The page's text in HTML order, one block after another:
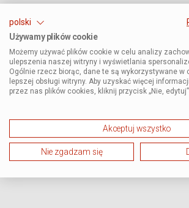
polski
Używamy plików cookie
Możemy używać plików cookie w celu analizy
ulepszenia naszej witryny i wyświetlania
Ogólnie rzecz biorąc, dane te są wykorzystywane w
lepszej obsługi witryny. Aby uzyskać więcej
przez nas plików cookies, kliknij przycisk „Nie,
Akceptuj wszystko
Nie zgadzam się